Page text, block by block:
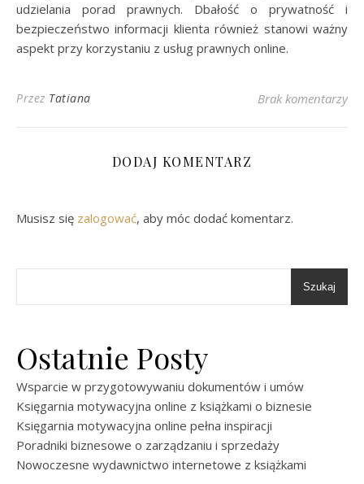
udzielania porad prawnych. Dbałość o prywatność i
bezpieczeństwo informacji klienta również stanowi ważny
aspekt przy korzystaniu z usług prawnych online.
Przez Tatiana Brak komentarzy
DODAJ KOMENTARZ
Musisz się zalogować, aby móc dodać komentarz.
Szukaj
Ostatnie Posty
Wsparcie w przygotowywaniu dokumentów i umów
Księgarnia motywacyjna online z książkami o biznesie
Księgarnia motywacyjna online pełna inspiracji
Poradniki biznesowe o zarządzaniu i sprzedaży
Nowoczesne wydawnictwo internetowe z książkami